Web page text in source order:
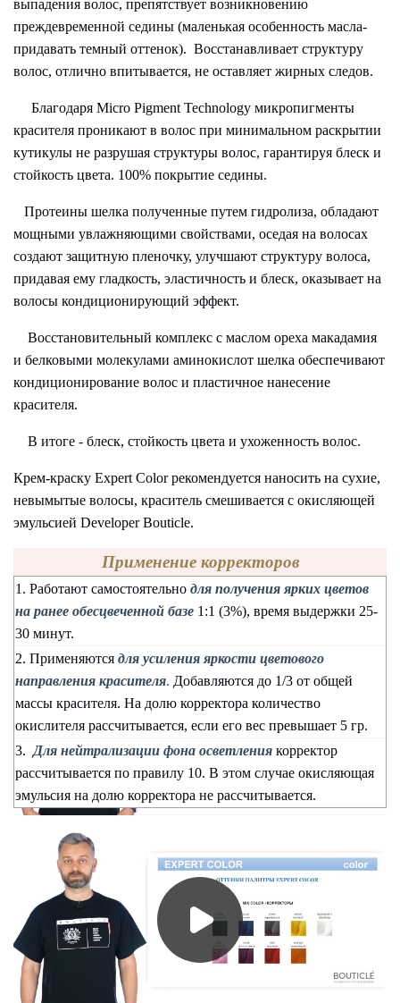
выпадения волос, препятствует возникновению
преждевременной седины (маленькая особенность масла-
придавать темный оттенок). Восстанавливает структуру
волос, отлично впитывается, не оставляет жирных следов.
Благодаря Micro Pigment Technology микропигменты
красителя проникают в волос при минимальном раскрытии
кутикулы не разрушая структуры волос, гарантируя блеск и
стойкость цвета. 100% покрытие седины.
Протеины шелка полученные путем гидролиза, обладают
мощными увлажняющими свойствами, оседая на волосах
создают защитную пленочку, улучшают структуру волоса,
придавая ему гладкость, эластичность и блеск, оказывает на
волосы кондиционирующий эффект.
Восстановительный комплекс с маслом ореха макадамия
и белковыми молекулами аминокислот шелка обеспечивают
кондиционирование волос и пластичное нанесение
красителя.
В итоге - блеск, стойкость цвета и ухоженность волос.
Крем-краску Expert Color рекомендуется наносить на сухие,
невымытые волосы, краситель смешивается с окисляющей
эмульсией Developer Bouticle.
Применение корректоров
1. Работают самостоятельно для получения ярких цветов
на ранее обесцвеченной базе 1:1 (3%), время выдержки 25-
30 минут.
2. Применяются для усиления яркости цветового
направления красителя. Добавляются до 1/3 от общей
массы красителя. На долю корректора количество
окислителя рассчитывается, если его вес превышает 5 гр.
3. Для нейтрализации фона осветления корректор
рассчитывается по правилу 10. В этом случае окисляющая
эмульсия на долю корректора не рассчитывается.